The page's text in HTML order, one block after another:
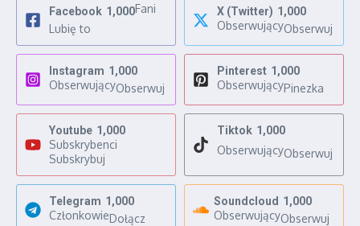
Facebook 1,000Fani
Lubię to
X (Twitter) 1,000
ObserwującyObserwuj
Instagram 1,000
ObserwującyObserwuj
Pinterest 1,000
ObserwującyPinezka
Youtube 1,000
Subskrybenci
Subskrybuj
Tiktok 1,000
ObserwującyObserwuj
Telegram 1,000
CzłonkowieDołącz
Soundcloud 1,000
ObserwującyObserwuj